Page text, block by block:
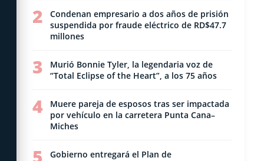
2
Condenan empresario a dos años de prisión
suspendida por fraude eléctrico de RD$47.7
millones
3
Murió Bonnie Tyler, la legendaria voz de
“Total Eclipse of the Heart”, a los 75 años
4
Muere pareja de esposos tras ser impactada
por vehículo en la carretera Punta Cana–
Miches
Gobierno entregará el Plan de